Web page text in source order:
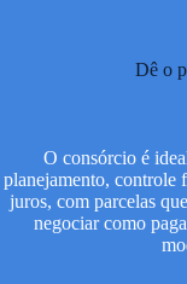
Dê o
O consórcio é
planejamento, controle
juros, com parcelas
negociar como